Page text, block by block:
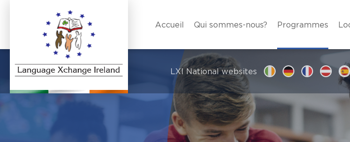
Accueil Qui sommes-nous? Programmes
LXI National websites